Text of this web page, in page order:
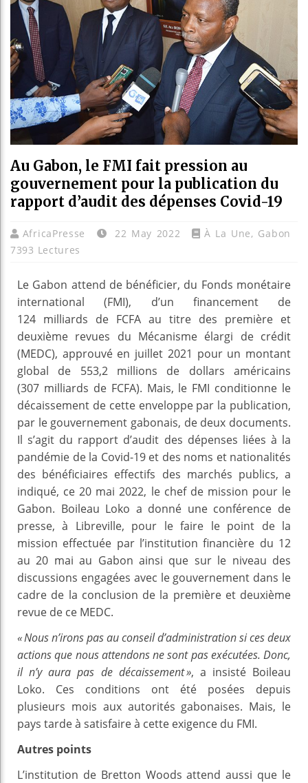
Au Gabon, le FMI fait pression au
gouvernement pour la publication du
rapport d’audit des dépenses Covid-19
AfricaPresse 22 May 2022 À La Une, Gabon
7393 Lectures
Le Gabon attend de bénéficier, du Fonds monétaire
international (FMI), d’un financement de
124 milliards de FCFA au titre des première et
deuxième revues du Mécanisme élargi de crédit
(MEDC), approuvé en juillet 2021 pour un montant
global de 553,2 millions de dollars américains
(307 milliards de FCFA). Mais, le FMI conditionne le
décaissement de cette enveloppe par la publication,
par le gouvernement gabonais, de deux documents.
Il s’agit du rapport d’audit des dépenses liées à la
pandémie de la Covid-19 et des noms et nationalités
des bénéficiaires effectifs des marchés publics, a
indiqué, ce 20 mai 2022, le chef de mission pour le
Gabon. Boileau Loko a donné une conférence de
presse, à Libreville, pour le faire le point de la
mission effectuée par l’institution financière du 12
au 20 mai au Gabon ainsi que sur le niveau des
discussions engagées avec le gouvernement dans le
cadre de la conclusion de la première et deuxième
revue de ce MEDC.
« Nous n’irons pas au conseil d’administration si ces deux
actions que nous attendons ne sont pas exécutées. Donc,
il n’y aura pas de décaissement », a insisté Boileau
Loko. Ces conditions ont été posées depuis
plusieurs mois aux autorités gabonaises. Mais, le
pays tarde à satisfaire à cette exigence du FMI.
Autres points
L’institution de Bretton Woods attend aussi que le